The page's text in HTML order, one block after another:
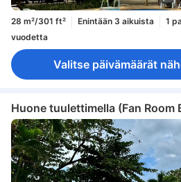
28 m²/301 ft² Enintään 3 aikuista
1
vuodetta
Valitse päivämäärät
Huone tuulettimella (Fan Room